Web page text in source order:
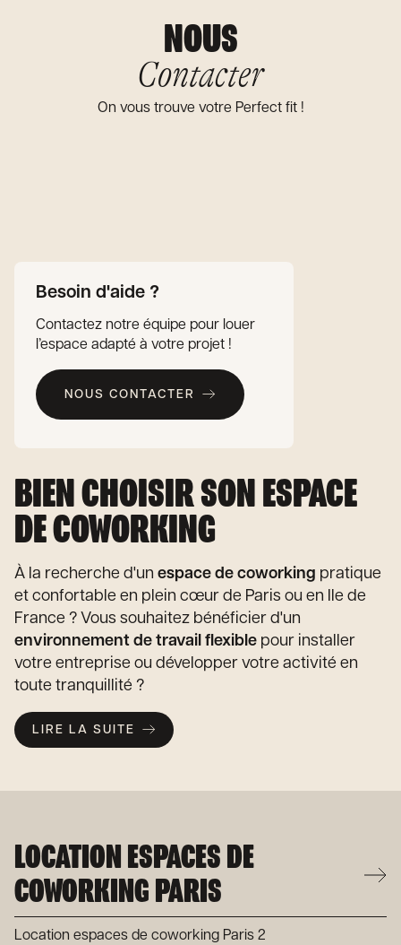
NOUS
Contacter
On vous trouve votre Perfect fit !
Besoin d'aide ?
Contactez notre équipe pour louer
l’espace adapté à votre projet !
NOUS CONTACTER
BIEN CHOISIR SON ESPACE
DE COWORKING
À la recherche d'un espace de coworking pratique
et confortable en plein cœur de Paris ou en Ile de
France ? Vous souhaitez bénéficier d'un
environnement de travail flexible pour installer
votre entreprise ou développer votre activité en
toute tranquillité ?
LIRE LA SUITE
LOCATION ESPACES DE
COWORKING PARIS
Location espaces de coworking Paris 2